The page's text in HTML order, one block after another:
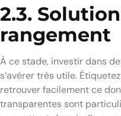
2.3.
rangement
À ce stade, investir dans
s’avérer très utile.
retrouver facilement ce
transparentes sont